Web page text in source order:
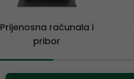
Prijenosna računala i
pribor